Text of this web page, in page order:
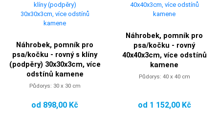
Náhrobek, pomník pro
psa/kočku - rovný s klíny
(podpěry) 30x30x3cm, více
odstínů kamene
Půdorys: 30 x 30 cm
od 898,00 Kč
Náhrobek, pomník pro
psa/kočku - rovný
40x40x3cm, více odstínů
kamene
Půdorys: 40 x 40 cm
od 1 152,00 Kč